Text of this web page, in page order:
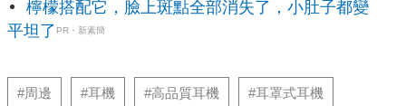
檸檬搭配它，臉上斑點全部消失了，小肚子都變
平坦了 PR・新素簡
#周邊 #耳機 #高品質耳機 #耳罩式耳機